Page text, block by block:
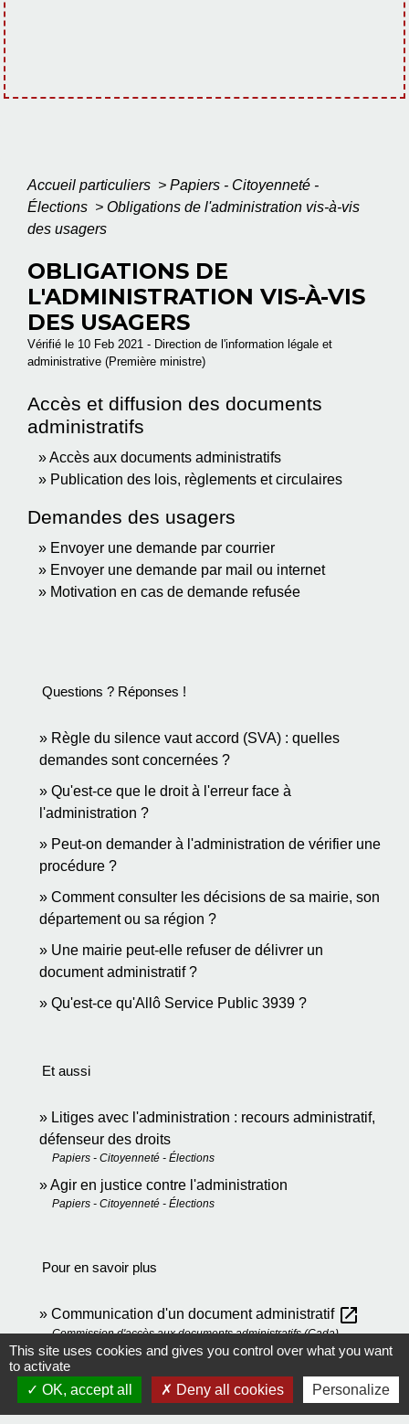
Accueil particuliers > Papiers - Citoyenneté -
Élections > Obligations de l'administration vis-à-vis
des usagers
OBLIGATIONS DE
L'ADMINISTRATION VIS-À-VIS
DES USAGERS
Vérifié le 10 Feb 2021 - Direction de l'information légale et
administrative (Première ministre)
Accès et diffusion des documents
administratifs
Accès aux documents administratifs
Publication des lois, règlements et circulaires
Demandes des usagers
Envoyer une demande par courrier
Envoyer une demande par mail ou internet
Motivation en cas de demande refusée
Questions ? Réponses !
Règle du silence vaut accord (SVA) : quelles
demandes sont concernées ?
Qu'est-ce que le droit à l'erreur face à
l'administration ?
Peut-on demander à l'administration de vérifier une
procédure ?
Comment consulter les décisions de sa mairie, son
département ou sa région ?
Une mairie peut-elle refuser de délivrer un
document administratif ?
Qu'est-ce qu'Allô Service Public 3939 ?
Et aussi
Litiges avec l'administration : recours administratif,
défenseur des droits
Papiers - Citoyenneté - Élections
Agir en justice contre l'administration
Papiers - Citoyenneté - Élections
Pour en savoir plus
Communication d'un document administratif open_in_new
Commission d'accès aux documents administratifs (Cada)
Signaler une erreur sur cette page
This site uses cookies and gives you control over what you want
to activate
OK, accept all
Deny all cookies Personalize